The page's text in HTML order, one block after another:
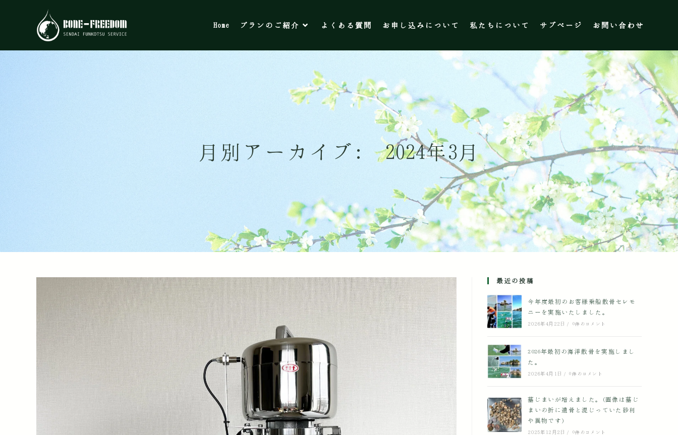
Home プランのご紹介 よくある質問 お申し込みについて 私たちについて サブページ お問い合わせ
月別アーカイブ: 2024年3月
最近の投稿
今年度最初のお客様乗船散骨セレモ
ニーを実施いたしました。
2026年4月22日 / 0件のコメント
2026年最初の海洋散骨を実施しまし
た。
2026年4月1日 / 0件のコメント
墓じまいが増えました。(画像は墓じ
まいの折に遺骨と混じっていた砂利
や異物です)
2025年12月2日 / 0件のコメント